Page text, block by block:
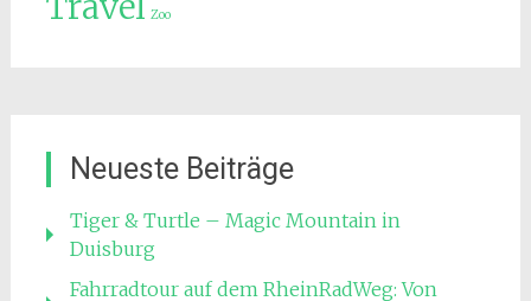
Zoo
Neueste Beiträge
Tiger & Turtle – Magic Mountain in
Duisburg
Fahrradtour auf dem RheinRadWeg: Von